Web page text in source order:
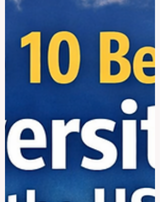
todo. Cuando una empresa revisa
suele llamar la atención desde el primer
momento. En procesos de selección con
muchas solicitudes, los responsables de
contratación necesitan señales rápidas
para orientarse. La reputación de una